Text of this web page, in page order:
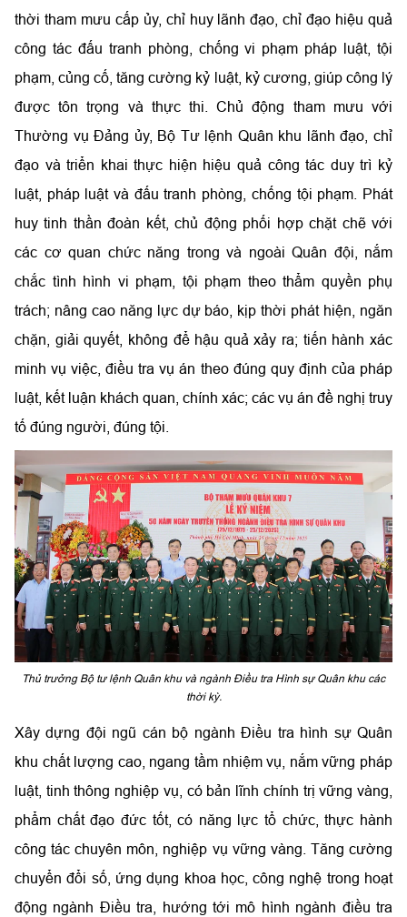
thời tham mưu cấp ủy, chỉ huy lãnh đạo, chỉ đạo hiệu quả
công tác đấu tranh phòng, chống vi phạm pháp luật, tội
phạm, củng cố, tăng cường kỷ luật, kỷ cương, giúp công lý
được tôn trọng và thực thi. Chủ động tham mưu với
Thường vụ Đảng ủy, Bộ Tư lệnh Quân khu lãnh đạo, chỉ
đạo và triển khai thực hiện hiệu quả công tác duy trì kỷ
luật, pháp luật và đấu tranh phòng, chống tội phạm. Phát
huy tinh thần đoàn kết, chủ động phối hợp chặt chẽ với
các cơ quan chức năng trong và ngoài Quân đội, nắm
chắc tình hình vi phạm, tội phạm theo thẩm quyền phụ
trách; nâng cao năng lực dự báo, kịp thời phát hiện, ngăn
chặn, giải quyết, không để hậu quả xảy ra; tiến hành xác
minh vụ việc, điều tra vụ án theo đúng quy định của pháp
luật, kết luận khách quan, chính xác; các vụ án đề nghị truy
tố đúng người, đúng tội.
Thủ trưởng Bộ tư lệnh Quân khu và ngành Điều tra Hình sự Quân khu các
thời kỳ.
Xây dựng đội ngũ cán bộ ngành Điều tra hình sự Quân
khu chất lượng cao, ngang tầm nhiệm vụ, nắm vững pháp
luật, tinh thông nghiệp vụ, có bản lĩnh chính trị vững vàng,
phẩm chất đạo đức tốt, có năng lực tổ chức, thực hành
công tác chuyên môn, nghiệp vụ vững vàng. Tăng cường
chuyển đổi số, ứng dụng khoa học, công nghệ trong hoạt
động ngành Điều tra, hướng tới mô hình ngành điều tra